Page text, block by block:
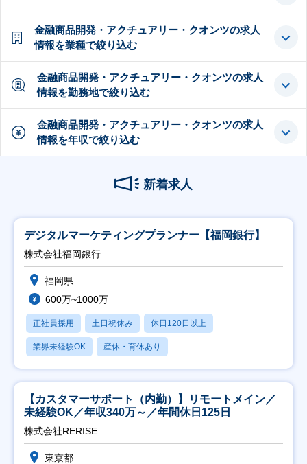
金融商品開発・アクチュアリー・クオンツの求人
情報を業種で絞り込む
金融商品開発・アクチュアリー・クオンツの求人
情報を勤務地で絞り込む
金融商品開発・アクチュアリー・クオンツの求人
情報を年収で絞り込む
新着求人
デジタルマーケティングプランナー【福岡銀行】
株式会社福岡銀行
福岡県
600万~1000万
正社員採用 土日祝休み 休日120日以上
業界未経験OK 産休・育休あり
【カスタマーサポート（内勤）】リモートメイン／
未経験OK／年収340万～／年間休日125日
株式会社RERISE
東京都